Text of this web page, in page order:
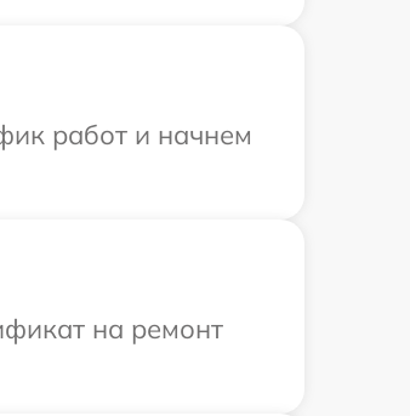
работ и начнем
на ремонт